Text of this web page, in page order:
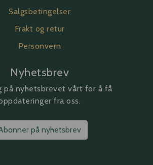
Salgsbetingelser
Frakt og retur
Personvern
Nyhetsbrev
på nyhetsbrevet vårt for å få
fra oss.
på nyhetsbrev